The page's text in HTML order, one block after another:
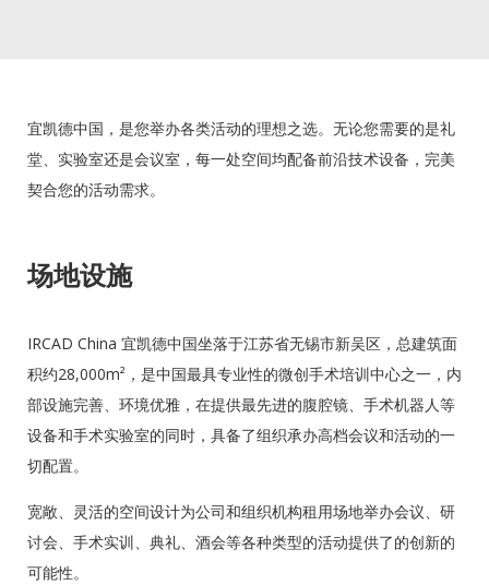
宜凯德中国，是您举办各类活动的理想之选。无论您需要的是礼
堂、实验室还是会议室，每一处空间均配备前沿技术设备，完美
契合您的活动需求。
场地设施
IRCAD China 宜凯德中国坐落于江苏省无锡市新吴区，总建筑面
积约28,000m²，是中国最具专业性的微创手术培训中心之一，内
部设施完善、环境优雅，在提供最先进的腹腔镜、手术机器人等
设备和手术实验室的同时，具备了组织承办高档会议和活动的一
切配置。
宽敞、灵活的空间设计为公司和组织机构租用场地举办会议、研
讨会、手术实训、典礼、酒会等各种类型的活动提供了的创新的
可能性。